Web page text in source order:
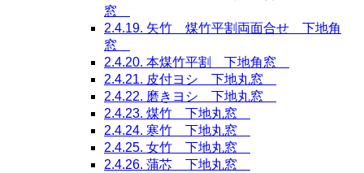
窓
2.4.19. 矢竹 煤竹平割両面合せ 下地角
窓
2.4.20. 本煤竹平割 下地角窓
2.4.21. 皮付ヨシ 下地丸窓
2.4.22. 磨きヨシ 下地丸窓
2.4.23. 煤竹 下地丸窓
2.4.24. 寒竹 下地丸窓
2.4.25. 女竹 下地丸窓
2.4.26. 蒲芯 下地丸窓